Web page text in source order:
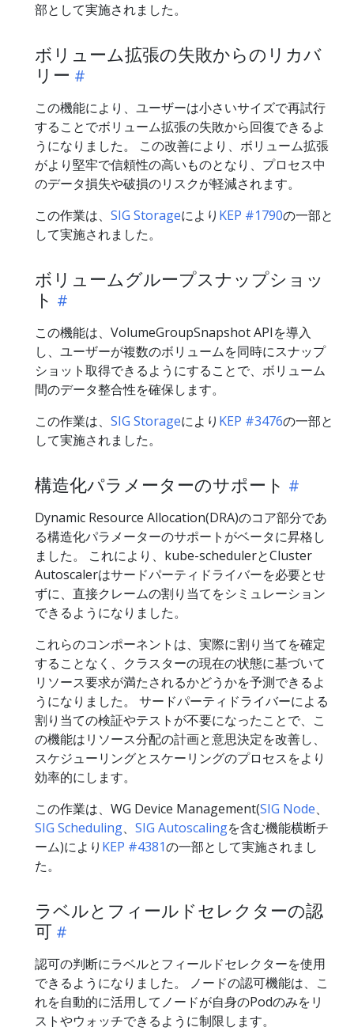
部として実施されました。
ボリューム拡張の失敗からのリカバ
リー
この機能により、ユーザーは小さいサイズで再試行
することでボリューム拡張の失敗から回復できるよ
うになりました。 この改善により、ボリューム拡張
がより堅牢で信頼性の高いものとなり、プロセス中
のデータ損失や破損のリスクが軽減されます。
この作業は、 SIG Storageにより KEP #1790の一部と
して実施されました。
ボリュームグループスナップショッ
ト
この機能は、VolumeGroupSnapshot APIを導入
し、ユーザーが複数のボリュームを同時にスナップ
ショット取得できるようにすることで、ボリューム
間のデータ整合性を確保します。
この作業は、 SIG Storageにより KEP #3476の一部と
して実施されました。
構造化パラメーターのサポート
Dynamic Resource Allocation(DRA)のコア部分であ
る構造化パラメーターのサポートがベータに昇格し
ました。 これにより、kube-schedulerとCluster
Autoscalerはサードパーティドライバーを必要とせ
ずに、直接クレームの割り当てをシミュレーション
できるようになりました。
これらのコンポーネントは、実際に割り当てを確定
することなく、クラスターの現在の状態に基づいて
リソース要求が満たされるかどうかを予測できるよ
うになりました。 サードパーティドライバーによる
割り当ての検証やテストが不要になったことで、こ
の機能はリソース分配の計画と意思決定を改善し、
スケジューリングとスケーリングのプロセスをより
効率的にします。
この作業は、WG Device Management(SIG Node、
SIG Scheduling、 SIG Autoscalingを含む機能横断チ
ーム)により KEP #4381の一部として実施されまし
た。
ラベルとフィールドセレクターの認
可
認可の判断にラベルとフィールドセレクターを使用
できるようになりました。 ノードの認可機能は、こ
れを自動的に活用してノードが自身のPodのみをリ
ストやウォッチできるように制限します。